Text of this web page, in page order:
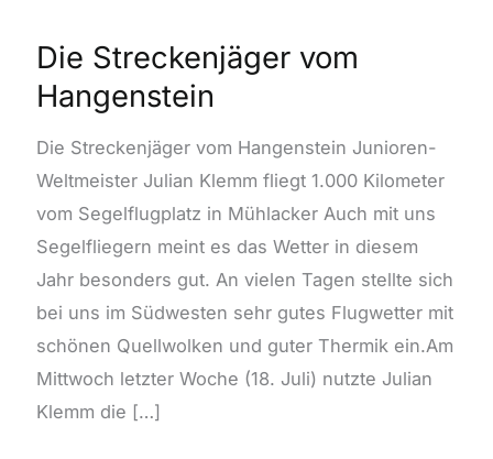
Die Streckenjäger vom
Hangenstein
Die Streckenjäger vom Hangenstein Junioren-
Weltmeister Julian Klemm fliegt 1.000 Kilometer
vom Segelflugplatz in Mühlacker Auch mit uns
Segelfliegern meint es das Wetter in diesem
Jahr besonders gut. An vielen Tagen stellte sich
bei uns im Südwesten sehr gutes Flugwetter mit
schönen Quellwolken und guter Thermik ein.Am
Mittwoch letzter Woche (18. Juli) nutzte Julian
Klemm die […]